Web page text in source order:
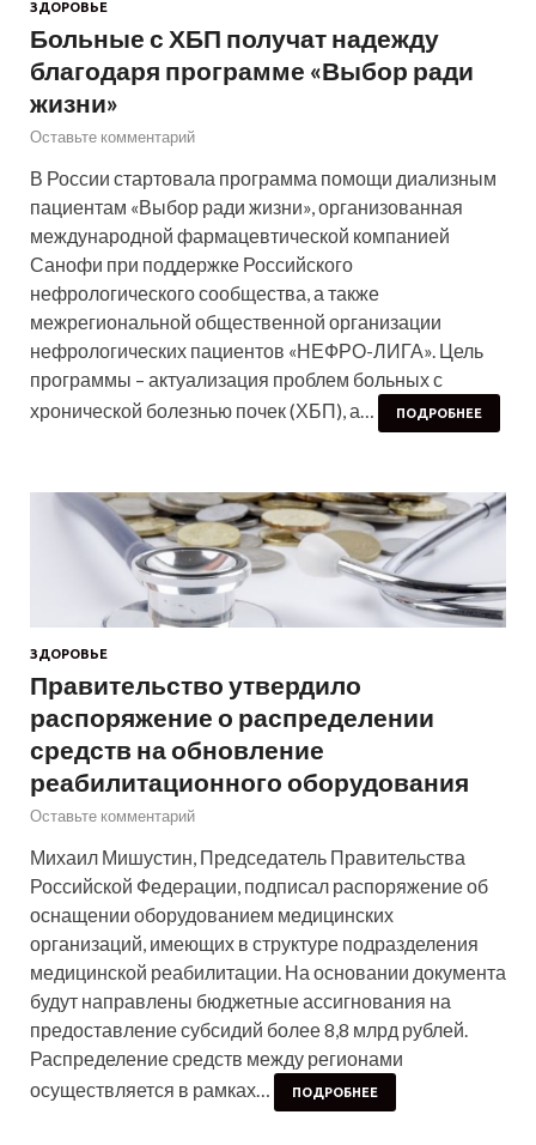
ЗДОРОВЬЕ
Больные с ХБП получат надежду
благодаря программе «Выбор ради
жизни»
Оставьте комментарий
В России стартовала программа помощи диализным
пациентам «Выбор ради жизни», организованная
международной фармацевтической компанией
Санофи при поддержке Российского
нефрологического сообщества, а также
межрегиональной общественной организации
нефрологических пациентов «НЕФРО-ЛИГА». Цель
программы – актуализация проблем больных с
хронической болезнью почек (ХБП), а…
ПОДРОБНЕЕ
ЗДОРОВЬЕ
Правительство утвердило
распоряжение о распределении
средств на обновление
реабилитационного оборудования
Оставьте комментарий
Михаил Мишустин, Председатель Правительства
Российской Федерации, подписал распоряжение об
оснащении оборудованием медицинских
организаций, имеющих в структуре подразделения
медицинской реабилитации. На основании документа
будут направлены бюджетные ассигнования на
предоставление субсидий более 8,8 млрд рублей.
Распределение средств между регионами
осуществляется в рамках…
ПОДРОБНЕЕ